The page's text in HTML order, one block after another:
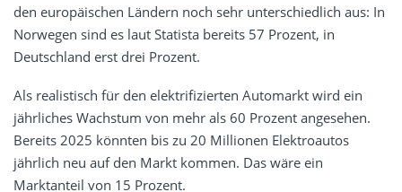
den europäischen Ländern noch sehr unterschiedlich aus: In
Norwegen sind es laut Statista bereits 57 Prozent, in
Deutschland erst drei Prozent.
Als realistisch für den elektrifizierten Automarkt wird ein
jährliches Wachstum von mehr als 60 Prozent angesehen.
Bereits 2025 könnten bis zu 20 Millionen Elektroautos
jährlich neu auf den Markt kommen. Das wäre ein
Marktanteil von 15 Prozent.